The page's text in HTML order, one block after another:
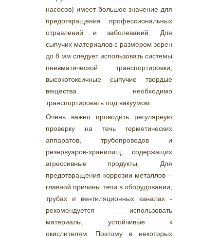
насосов) имеет большое значение для
предотвращения профессиональных
отравлений и заболеваний. Для
сыпучих материалов с размером зерен
до 8 мм следует использовать системы
пневматической транспортировки;
высокотоксичные сыпучие твердые
вещества необходимо
транспортировать под вакуумом.
Очень важно проводить регулярную
проверку на течь герметических
аппаратов, трубопроводов и
резервуаров-хранилищ, содержащих
агрессивные продукты. Для
предотвращения коррозии металлов—
главной причины течи в оборудовании,
трубах и вентиляционных каналах -
рекомендуется использовать
материалы, устойчивые к
окислителям. Поэтому в некоторых